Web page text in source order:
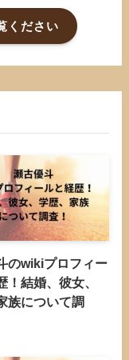
ください
のwikiプロフィー
！結婚、彼女、
族について調